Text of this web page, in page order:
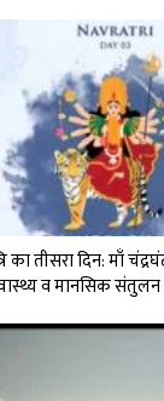
का तीसरा दिन: माँ
व मानसिक